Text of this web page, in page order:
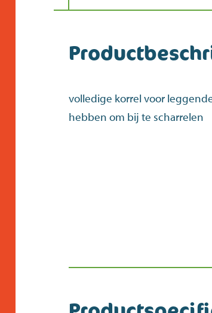
volledige korrel voor
hebben om bij te scharrelen